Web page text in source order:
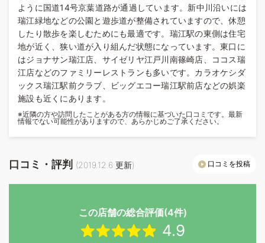
ように国道14号京葉道路が通過しています。新中川沿いには
瑞江緑地などの公園と遊歩道が整備されていますので、休憩
したり散歩を楽しむためにも最適です。瑞江駅の東側は住宅
地が近く、狭い道が入り組んだ状態になっています。東口に
はジョナサン瑞江店、サイゼリヤ江戸川南篠崎店、ココス瑞
江店などのファミリーレストランも多いです。カラオケシダ
ックス瑞江駅前クラブ、ビッグエコー瑞江駅前店などの娯楽
施設も近くにあります。
※近隣の方や訪問したことがある方の情報に基づいた口コミです。最新
情報でない可能性がありますので、あらかじめご了承ください。
口コミ・評判 (2019.12.6 更新) 口コミを投稿
この店舗の総合評価(4件)
4.9